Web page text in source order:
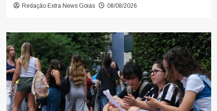
Redação Extra News Goiás 08/08/2026